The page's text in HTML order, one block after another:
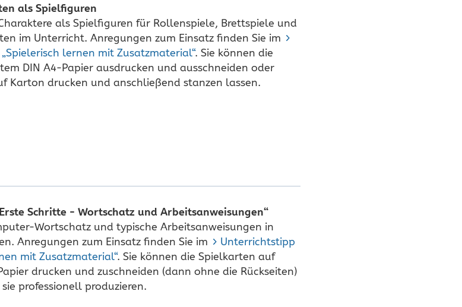
als Spielfiguren
als Spielfiguren für Rollenspiele, Brettspiele und
im Unterricht. Anregungen zum Einsatz finden Sie im
lernen mit Zusatzmaterial“. Sie können die
DIN A4-Papier ausdrucken und ausschneiden oder
Karton drucken und anschließend stanzen lassen.
Schritte - Wortschatz und Arbeitsanweisungen“
Wortschatz und typische Arbeitsanweisungen in
Anregungen zum Einsatz finden Sie im
Unterrichtstipp
mit Zusatzmaterial“. Sie können die Spielkarten auf
drucken und zuschneiden (dann ohne die Rückseiten)
professionell produzieren.